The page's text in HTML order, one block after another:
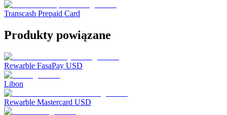
Transcash Prepaid Card
Produkty powiązane
Rewarble FasaPay USD
Libon
Rewarble Mastercard USD